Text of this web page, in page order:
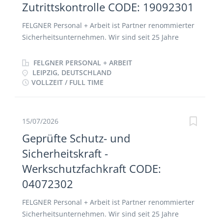
vorteilhaft aber keine Bedingung, da auch
anwendungsbereite PC-Kenntnisse
Persönlichkeitsmerkmale > kommunikative
Erscheinung > Organisationsgeschick Arbeitszeit >
Vollzeit - Schichtarbeit >> Wachschutz, Objektschutz,
Sicherheitsservice, Sachkunde,...
Zutrittskontrolle CODE: 19092301
FELGNER Personal + Arbeit ist Partner renommierter
Sicherheitsunternehmen. Wir sind seit 25 Jahre
der nachfolgenden Position handelt es sich um eine
Festanstellung bei unseren Mandanten.
STELLENBESCHREIBUNG IHR PROFIL
Sachkunde nach § 34a GewO > wenn nur
Sachkunde innerhalb von 6 Monaten nachgeholt
werden Berufserfahrung-Kenntnisse >
Berufserfahrung im Bereich Sicherheitsdienst von
Vorteil, aber keine Bedingung, da auch
Berufsanfänger willkommen sind >
Fremdsprachenkenntnisse Englisch, vorteilhaft
Persönlichkeitsmerkmale > selbständige
FELGNER PERSONAL + ARBEIT
LEIPZIG, DEUTSCHLAND
VOLLZEIT / FULL TIME
15/07/2026
Geprüfte Schutz- und
Sicherheitskraft -
Werkschutzfachkraft CODE:
04072302
FELGNER Personal + Arbeit ist Partner renommierter
Sicherheitsunternehmen. Wir sind seit 25 Jahre